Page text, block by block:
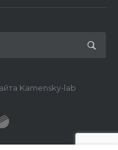
Kamensky-lab